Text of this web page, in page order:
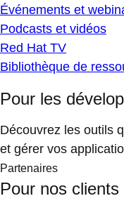
Événements et
Podcasts et vidéos
Red Hat TV
Bibliothèque de
Pour les
Découvrez les outils
et gérer vos
Partenaires
Pour nos clients